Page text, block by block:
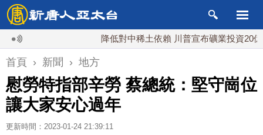
降低對中稀土依賴 川普宣布礦業投資20億美元
首頁 › 新聞 › 地方
慰勞特指部辛勞 蔡總統：堅守崗位
讓大家安心過年
更新時間：2023-01-24 21:39:11